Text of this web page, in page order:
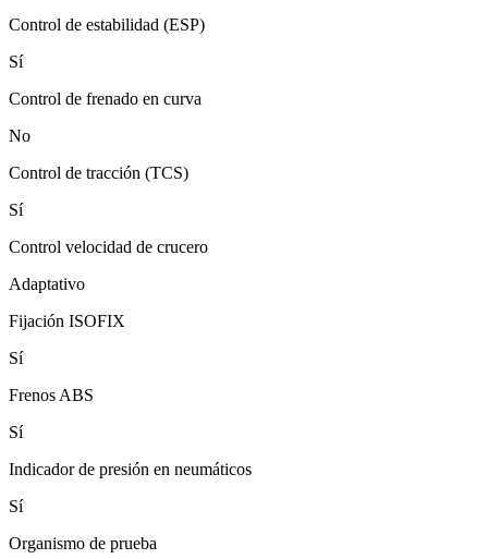
Control de estabilidad (ESP)
Sí
Control de frenado en curva
No
Control de tracción (TCS)
Sí
Control velocidad de crucero
Adaptativo
Fijación ISOFIX
Sí
Frenos ABS
Sí
Indicador de presión en neumáticos
Sí
Organismo de prueba